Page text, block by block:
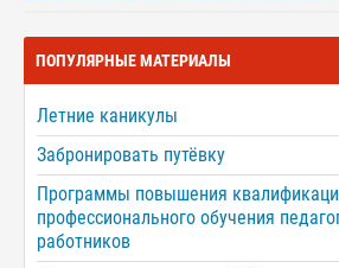
ПОПУЛЯРНЫЕ МАТЕРИАЛЫ
Летние каникулы
Забронировать путёвку
Программы повышения
профессионального обучения
работников